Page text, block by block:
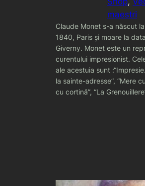
maestri
Claude Monet s-a născut
1840, Paris şi moare la
Giverny. Monet este un
curentului impresionist.
ale acestuia sunt
la sainte-adresse”, “Mere
cu cortină”, “La